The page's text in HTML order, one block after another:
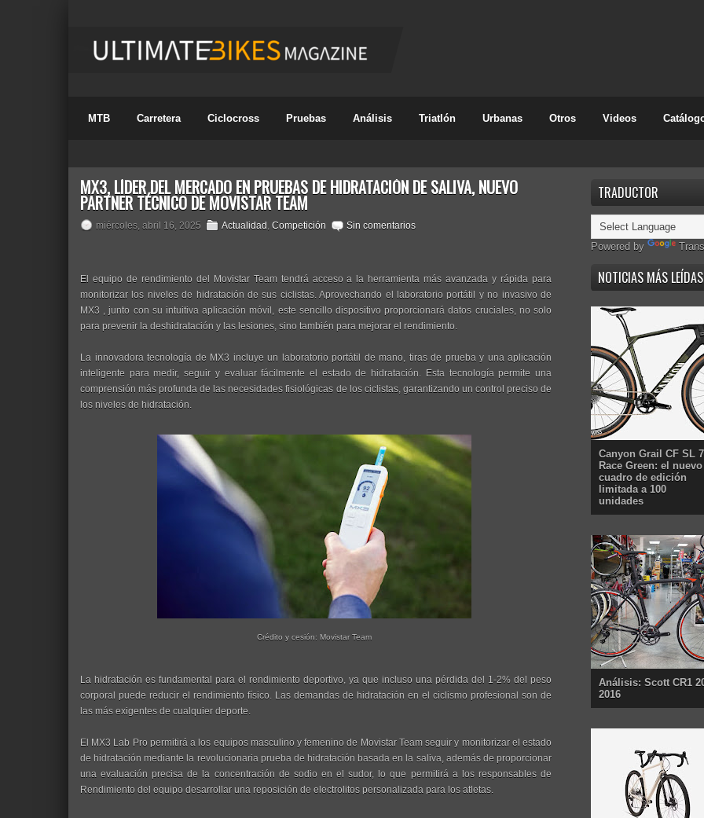
MTB Carretera Ciclocross Pruebas Análisis Triatlón Urbanas Otros Videos
MX3, LÍDER DEL MERCADO EN PRUEBAS DE HIDRATACIÓN DE SALIVA, NUEVO
PARTNER TÉCNICO DE MOVISTAR TEAM
miércoles, abril 16, 2025 Actualidad , Competición Sin comentarios
El equipo de rendimiento del Movistar Team tendrá acceso a la herramienta más avanzada y rápida para
monitorizar los niveles de hidratación de sus ciclistas. Aprovechando el laboratorio portátil y no invasivo de
MX3 , junto con su intuitiva aplicación móvil, este sencillo dispositivo proporcionará datos cruciales, no solo
para prevenir la deshidratación y las lesiones, sino también para mejorar el rendimiento.
La innovadora tecnología de MX3 incluye un laboratorio portátil de mano, tiras de prueba y una aplicación
inteligente para medir, seguir y evaluar fácilmente el estado de hidratación. Esta tecnología permite una
comprensión más profunda de las necesidades fisiológicas de los ciclistas, garantizando un control preciso de
los niveles de hidratación.
Crédito y cesión: Movistar Team
La hidratación es fundamental para el rendimiento deportivo, ya que incluso una pérdida del 1-2% del peso
corporal puede reducir el rendimiento físico. Las demandas de hidratación en el ciclismo profesional son de
las más exigentes de cualquier deporte.
El MX3 Lab Pro permitirá a los equipos masculino y femenino de Movistar Team seguir y monitorizar el estado
de hidratación mediante la revolucionaria prueba de hidratación basada en la saliva, además de proporcionar
una evaluación precisa de la concentración de sodio en el sudor, lo que permitirá a los responsables de
Rendimiento del equipo desarrollar una reposición de electrolitos personalizada para los atletas.
TRADUCTOR
Powered by
NOTICIAS MÁS LEÍDAS
Canyon Grail CF SL 7
Race Green: el nuevo
cuadro de edición
limitada a 100
unidades
Análisis: Scott CR1
2016